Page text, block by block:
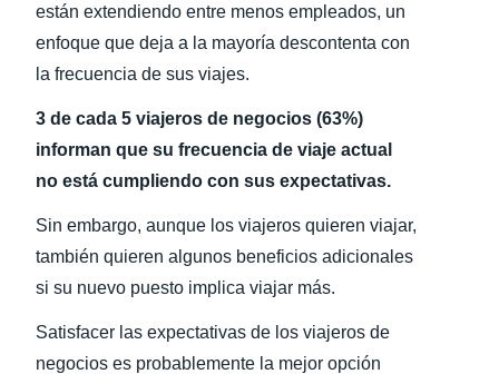
están extendiendo entre menos empleados, un
enfoque que deja a la mayoría descontenta con
la frecuencia de sus viajes.
3 de cada 5 viajeros de negocios (63%)
informan que su frecuencia de viaje actual
no está cumpliendo con sus expectativas.
Sin embargo, aunque los viajeros quieren viajar,
también quieren algunos beneficios adicionales
si su nuevo puesto implica viajar más.
Satisfacer las expectativas de los viajeros de
negocios es probablemente la mejor opción